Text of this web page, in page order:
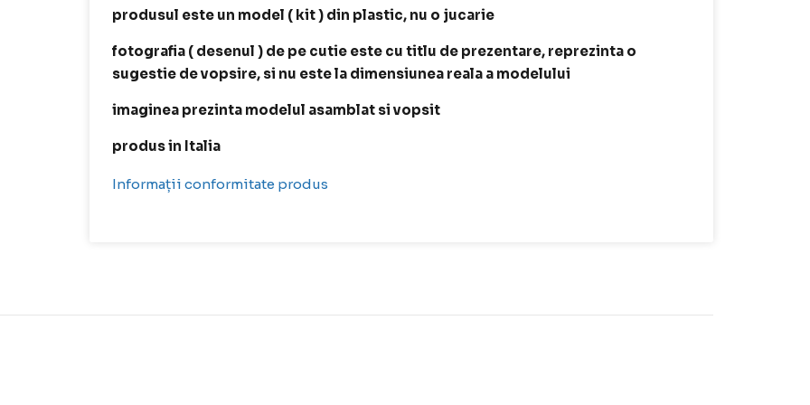
produsul este un model ( kit ) din plastic, nu o jucarie
fotografia ( desenul ) de pe cutie este cu titlu de prezentare, reprezinta o
sugestie de vopsire, si nu este la dimensiunea reala a modelului
imaginea prezinta modelul asamblat si vopsit
produs in Italia
Informații conformitate produs